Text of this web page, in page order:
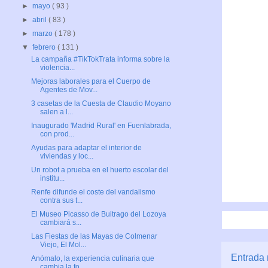
Entrada
►mayo( 93 )
►abril( 83 )
►marzo( 178 )
▼febrero( 131 )
La campaña #TikTokTrata informa sobre la
violencia...
Mejoras laborales para el Cuerpo de
Agentes de Mov...
3 casetas de la Cuesta de Claudio Moyano
salen a l...
Inaugurado 'Madrid Rural' en Fuenlabrada,
con prod...
Ayudas para adaptar el interior de
viviendas y loc...
Un robot a prueba en el huerto escolar del
institu...
Renfe difunde el coste del vandalismo
contra sus t...
El Museo Picasso de Buitrago del Lozoya
cambiará s...
Las Fiestas de las Mayas de Colmenar
Viejo, El Mol...
Anómalo, la experiencia culinaria que